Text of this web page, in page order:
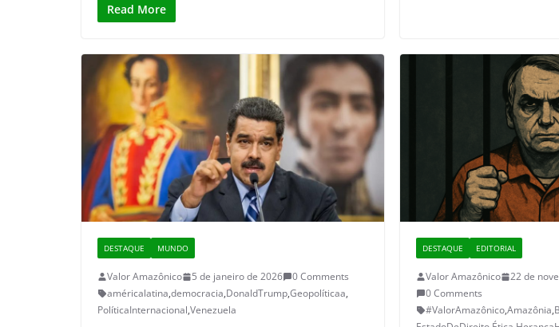
Read More
DESTAQUE MUNDO
Valor Amazônico 5 de janeiro de 2026
0 Comments
américalatina,democracia,DonaldTrump,Geopolíticaa,
PolíticaInternacional,Venezuela
DESTAQUE EDITORIAL
Valor Amazônico
22 de
0 Comments
#ValorAmazônico,Amazônia,